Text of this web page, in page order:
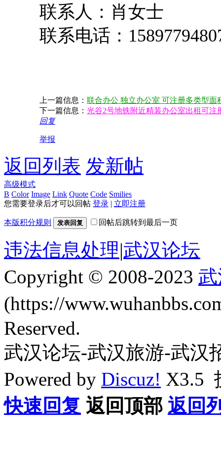
联系人：肖女士
联系电话：
上一篇信息： 联合办公 独立办公室 可注册多类型面
下一篇信息： 光谷2号地铁附近精装办公室出租可注
回复
举报
返回列表 发新帖
高级模式
B Color Image Link Quote Code Smilies
您需要登录后才可以回帖 登录 | 立即注册
本版积分规则 发表回复 回帖后跳转到最后一页
违法信息处理|武汉论坛
Copyright © 2008-2023
(https://
Reserved.
武汉论坛-武汉旅游-武汉
Powered by Discuz! X3.5
快速回复 返回顶部 返回